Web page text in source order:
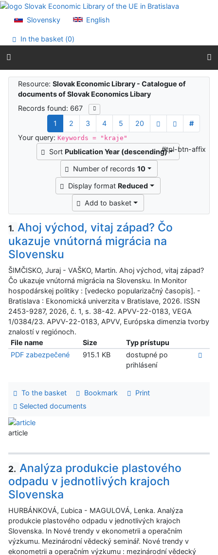
Go to content
Accessibility declaration
Slovensky English
In the basket (0)
Search results
Resource:Slovak Economic Library - Catalogue of
documents of Slovak Economics Libary
Records found: 667
1
2 3 4 5 20
#
Your query:Keywords = "kraje"
Sort Publication Year (descending)
Number of records 10
Display format Reduced
Add to basket
#tpl-btn-affix
1. Ahoj východ, vitaj západ? Čo
ukazuje vnútorná migrácia na
Slovensku
ŠIMČISKO, Juraj - VAŠKO, Martin. Ahoj východ, vitaj západ?
Čo ukazuje vnútorná migrácia na Slovensku. In Monitor
hospodárskej politiky : [vedecko popularizačný časopis]. -
Bratislava : Ekonomická univerzita v Bratislave, 2026. ISSN
2453-9287, 2026, č. 1, s. 38-42. APVV-22-0183, VEGA
1/0384/23. APVV-22-0183, APVV, Európska dimenzia tvorby
znalostí v regiónoch.
File name
Size
Typ prístupu
PDF zabezpečené
915.1 KB
dostupné po
prihlásení
To the basket Bookmark
Print
Selected documents
article
2. Analýza produkcie plastového
odpadu v jednotlivých krajoch
Slovenska
HURBÁNKOVÁ, Ľubica - MAGULOVÁ, Lenka. Analýza
produkcie plastového odpadu v jednotlivých krajoch
Slovenska. In Nové trendy v ekonometrii a operačním
výzkumu. Mezinárodní vědecký seminář. Nové trendy v
ekonometrii a operačním výzkumu : mezinárodní vědecký